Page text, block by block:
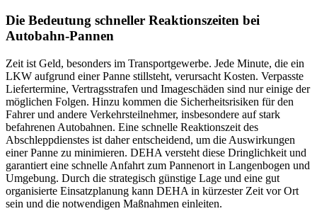
Die Bedeutung schneller Reaktionszeiten bei
Autobahn-Pannen
Zeit ist Geld, besonders im Transportgewerbe. Jede Minute, die ein
LKW aufgrund einer Panne stillsteht, verursacht Kosten. Verpasste
Liefertermine, Vertragsstrafen und Imageschäden sind nur einige der
möglichen Folgen. Hinzu kommen die Sicherheitsrisiken für den
Fahrer und andere Verkehrsteilnehmer, insbesondere auf stark
befahrenen Autobahnen. Eine schnelle Reaktionszeit des
Abschleppdienstes ist daher entscheidend, um die Auswirkungen
einer Panne zu minimieren. DEHA versteht diese Dringlichkeit und
garantiert eine schnelle Anfahrt zum Pannenort in Langenbogen und
Umgebung. Durch die strategisch günstige Lage und eine gut
organisierte Einsatzplanung kann DEHA in kürzester Zeit vor Ort
sein und die notwendigen Maßnahmen einleiten.